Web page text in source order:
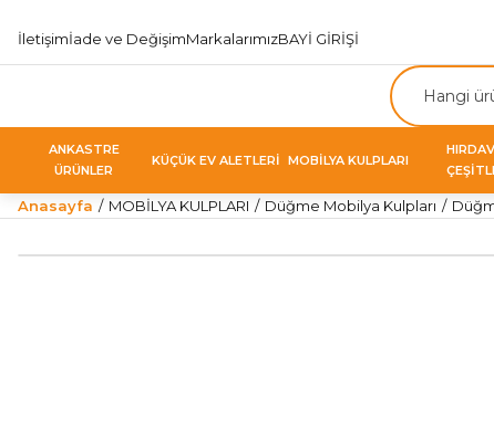
İletişimİade ve DeğişimMarkalarımızBAYİ GİRİŞİ
ANKASTRE
ÜRÜNLER
KÜÇÜK EV ALETLERİ MOBİLYA KULPLARI
Anasayfa MOBİLYA KULPLARI Düğme Mobilya Kulpları